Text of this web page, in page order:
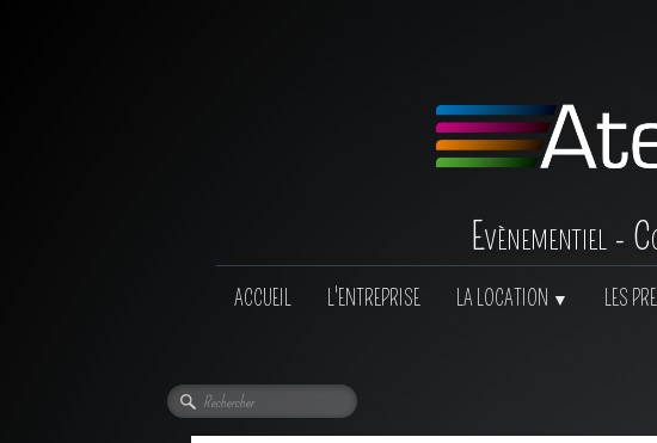
Evènementiel -
ACCUEIL L'ENTREPRISE LA LOCATION ▼ LES